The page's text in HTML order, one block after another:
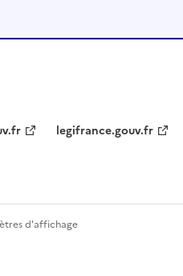
legifrance.gouv.fr
d'affichage